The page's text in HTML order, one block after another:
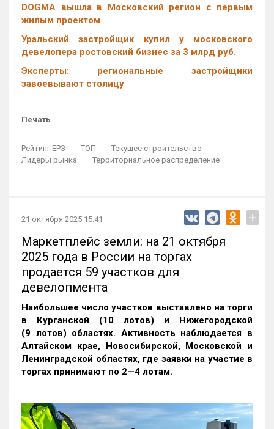
DOGMA вышла в Московский регион с первым
жилым проектом
Уральский застройщик купил у московского
девелопера ростовский бизнес за 3 млрд руб.
Эксперты: региональные застройщики
завоевывают столицу
Печать
Рейтинг ЕРЗ ТОП
Текущее строительство
Лидеры рынка
Территориальное распределение
21 октября 2025 15:41 +
Маркетплейс земли: на 21 октября
2025 года в России на торгах
продается 59 участков для
девелопмента
Наибольшее число участков выставлено на торги
в Курганской (10 лотов) и Нижегородской
(9 лотов) областях. Активность наблюдается в
Алтайском крае, Новосибирской, Московской и
Ленинградской областях, где заявки на участие в
торгах принимают по 2—4 лотам.